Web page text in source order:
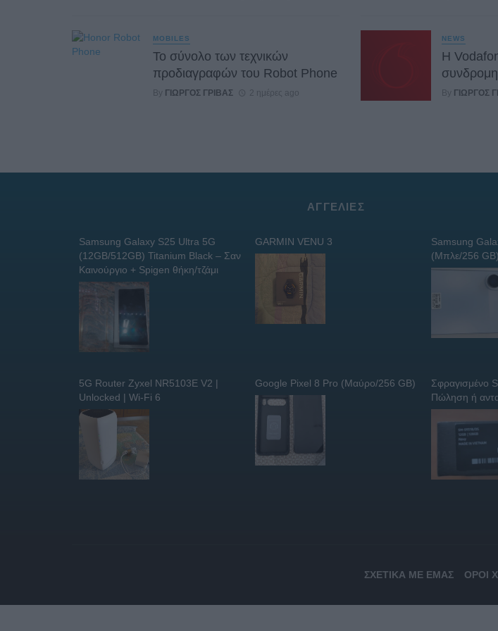
MOBILES
Το σύνολο των τεχνικών
προδιαγραφών του Robot Phone
By ΓΙΏΡΓΟΣ ΓΡΊΒΑΣ 2 ημέρες ago
NEWS
Η
By ΓΙΏΡΓΟΣ
ΑΓΓΕΛΊΕΣ
Samsung Galaxy S25 Ultra 5G
(12GB/512GB) Titanium Black – Σαν
Καινούργιο + Spigen θήκη/τζάμι
GARMIN VENU 3
Samsung
(Μπλε/256 GB)
5G Router Zyxel NR5103E V2 |
Unlocked | Wi-Fi 6
Google Pixel 8 Pro (Μαύρο/256 GB)
Σφραγισμένο
Πώληση ή
ΣΧΕΤΙΚΆ ΜΕ ΕΜΆΣ ΌΡΟΙ